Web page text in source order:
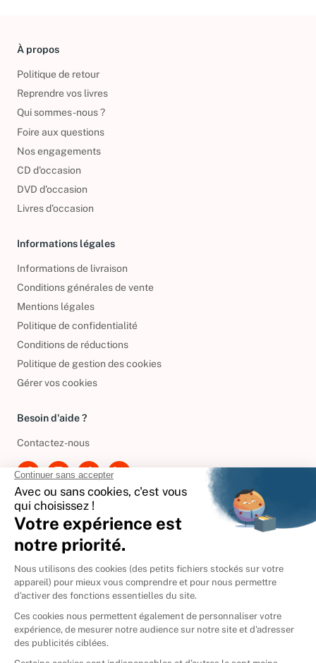
À propos
Politique de retour
Reprendre vos livres
Qui sommes-nous ?
Foire aux questions
Nos engagements
CD d'occasion
DVD d'occasion
Livres d’occasion
Informations légales
Informations de livraison
Conditions générales de vente
Mentions légales
Politique de confidentialité
Conditions de réductions
Politique de gestion des cookies
Gérer vos cookies
Besoin d'aide ?
Contactez-nous
International
🇪🇸 Espagne
🇩🇪Allemagne
🇮🇹 Italie